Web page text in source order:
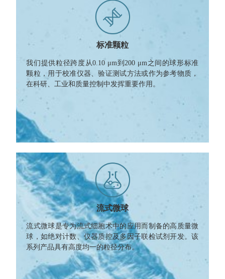
标准颗粒
我们提供粒径跨度从0.10 μm到200 μm之间的球形标准
颗粒，用于校准仪器、验证测试方法或作为参考物质，
在科研、工业和质量控制中发挥重要作用。
流式微球
流式微球是专为流式细胞术中的应用而制备的高质量微
球，如绝对计数、仪器质控及多因子联检试剂开发。该
系列产品具有高度均一的粒径分布。